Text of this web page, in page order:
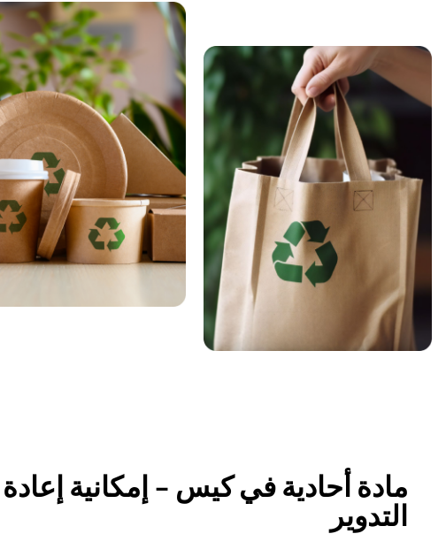
مادة أحادية في كيس - إمكانية إعادة
التدوير